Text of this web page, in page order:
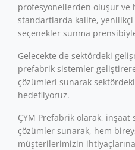
profesyonellerden oluşur ve
standartlarda kalite,
seçenekler sunma
Gelecekte de sektördeki
prefabrik sistemler
çözümleri sunarak
hedefliyoruz.
ÇYM Prefabrik olarak, inşaat
çözümler sunarak, hem
müşterilerimizin